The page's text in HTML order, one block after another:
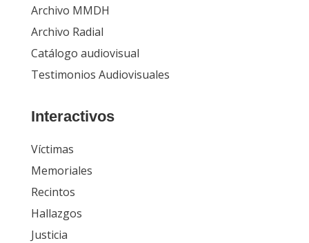
Archivo MMDH
Archivo Radial
Catálogo audiovisual
Testimonios Audiovisuales
Interactivos
Víctimas
Memoriales
Recintos
Hallazgos
Justicia